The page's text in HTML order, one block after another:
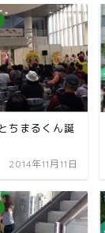
ちまるくん誕
2014年11月11日